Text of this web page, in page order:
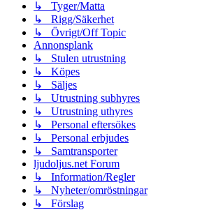
↳ Tyger/Matta
↳ Rigg/Säkerhet
↳ Övrigt/Off Topic
Annonsplank
↳ Stulen utrustning
↳ Köpes
↳ Säljes
↳ Utrustning subhyres
↳ Utrustning uthyres
↳ Personal eftersökes
↳ Personal erbjudes
↳ Samtransporter
ljudoljus.net Forum
↳ Information/Regler
↳ Nyheter/omröstningar
↳ Förslag